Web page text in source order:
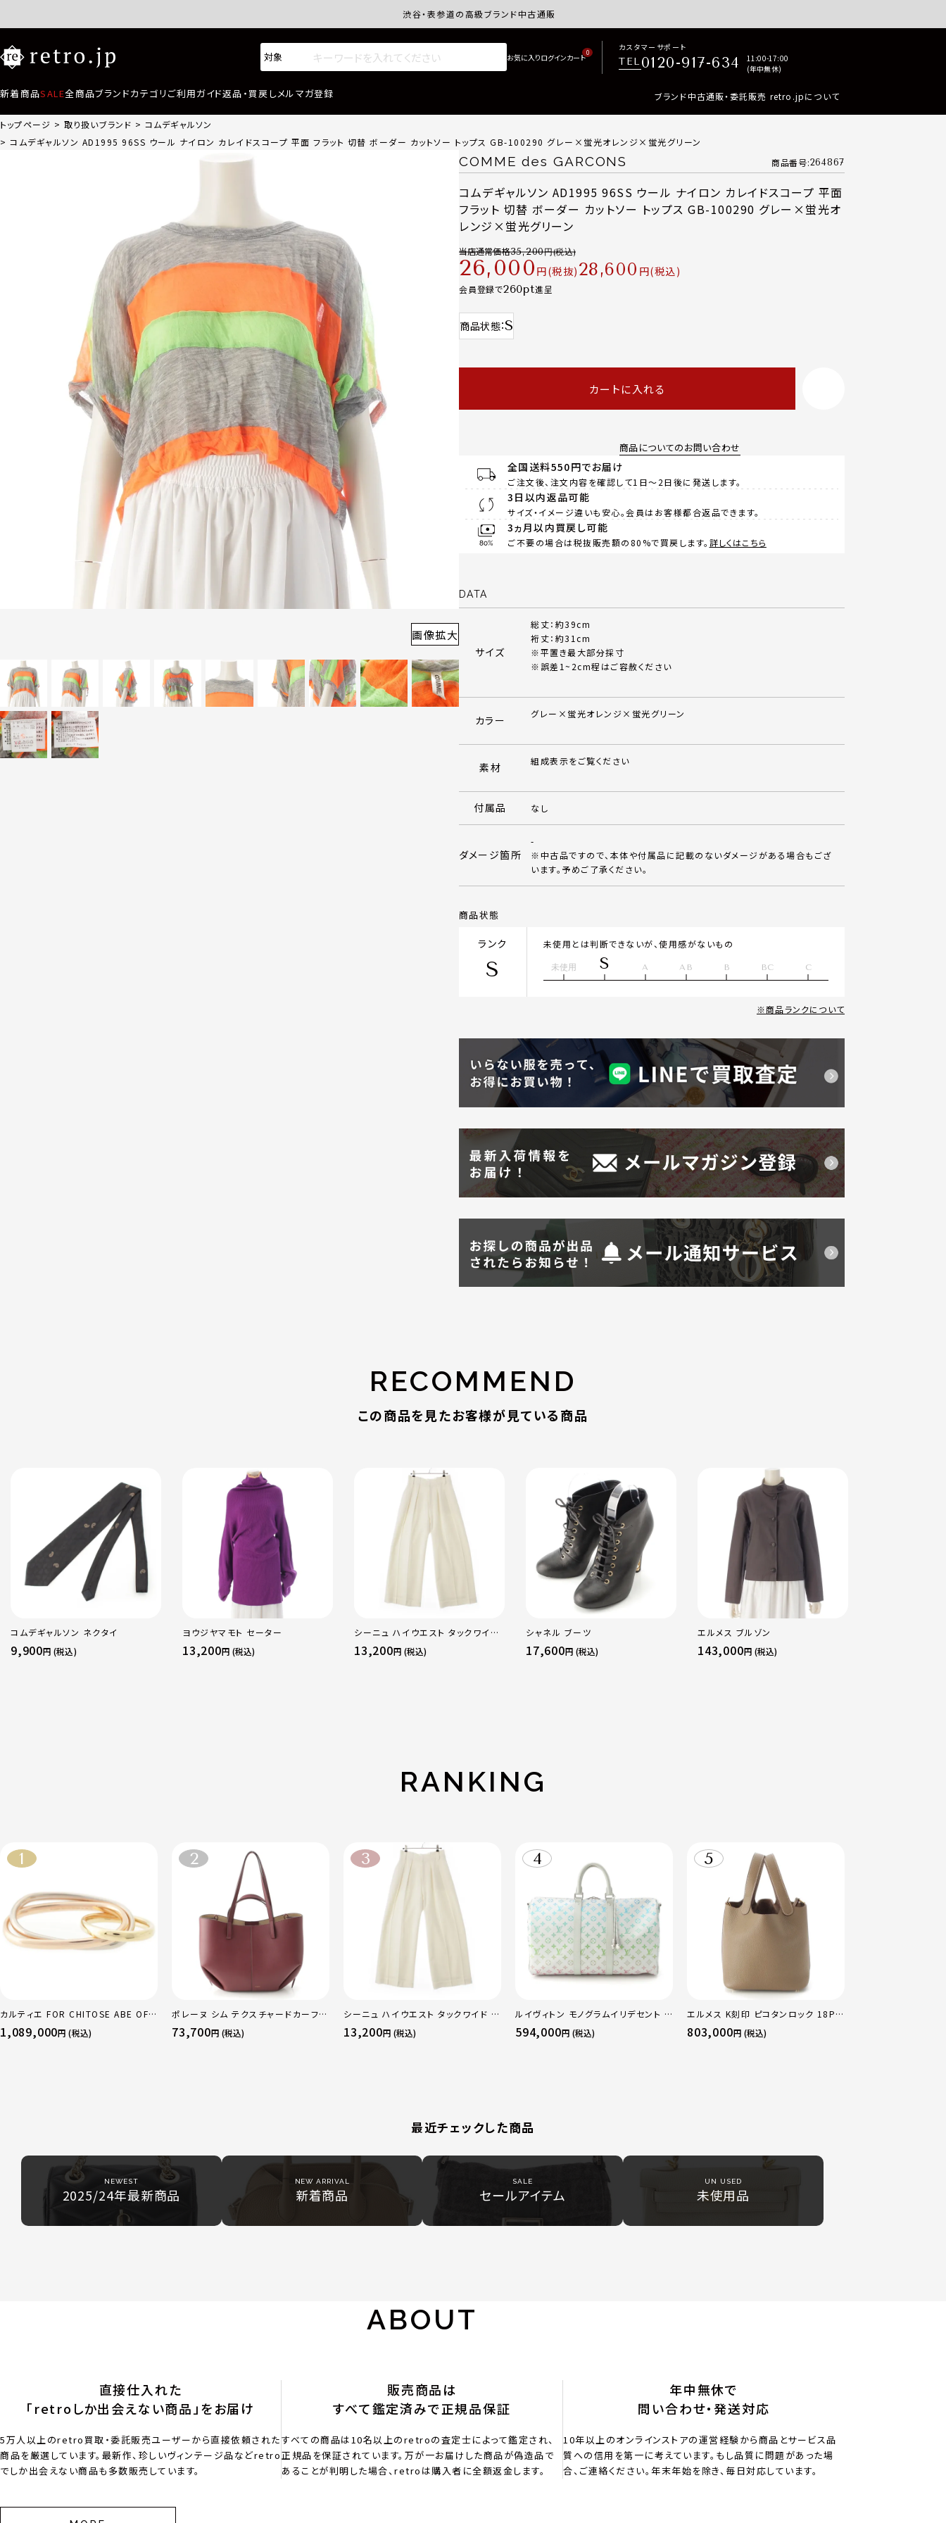
渋谷・表参道の高級ブランド中古通販サイトretro.jp商品はすべて正規品保証・返品可能（返品NG記載品を除く）
0
カスタマーサポート
TEL0120-917-634
11:00-17:00
(年中無休)
新着商品SALE全商品ブランドカテゴリ ご利用ガイド返品・買戻しメルマガ登録 ブランド中古通販・委託販売 retro.jpについて
トップページ 取り扱いブランド
コムデギャルソン
コムデギャルソン AD1995 96SS ウール ナイロン カレイドスコープ 平面 フラット 切替 ボーダー カットソー トップス GB-100290 グレー×蛍光オレンジ×蛍光グリーン
画像拡大
COMME des GARCONS 商品番号 264867
コムデギャルソン AD1995 96SS ウール ナイロン カレイドスコープ 平面
フラット 切替 ボーダー カットソー トップス GB-100290 グレー×蛍光オ
レンジ×蛍光グリーン
当店通常価格35,200
26,000 税抜 28,600 税込
会員登録で260 進呈
商品状態 S
カートに入れる
商品についてのお問い合わせ
全国送料550円でお届け
ご注文後、注文内容を確認して1日～2日後に発送します。
3日以内返品可能
サイズ・イメージ違いも安心。会員はお客様都合返品できます。
3ヵ月以内買戻し可能
ご不要の場合は税抜販売額の80%で買戻します。 詳しくはこちら
DATA
サイズ
総丈：約39cm
裄丈：約31cm
※平置き最大部分採寸
※誤差1~2cm程はご容赦ください
カラー グレー×蛍光オレンジ×蛍光グリーン
素材 組成表示をご覧ください
付属品 なし
ダメージ箇所
-
※中古品ですので、本体や付属品に記載のないダメージがある場合もござ
います。予めご了承ください。
商品状態
ランク
S
未使用とは判断できないが、使用感がないもの
未使用 S A AB B BC C
商品ランクについて
RECOMMEND
この商品を見たお客様が見ている商品
コムデギャルソン ネクタイ
9,900円 (税込)
ヨウジヤマモト セーター
13,200円 (税込)
シーニュ ハイウエスト タックワイド
パンツ ボトムス オフホワイト 0
13,200円 (税込)
シャネル ブーツ
17,600円 (税込)
エルメス ブルゾン
143,000円 (税込)
RANKING
カルティエ FOR CHITOSE ABE OF
sacai サカイ 750 YG×PG×WG ト
リニティ リング 指輪 マルチカラー 50
1,089,000円 (税込)
ポレーヌ シム テクスチャードカーフレ
ザー トートバッグ ダークチェリー レギ
ュラー
73,700円 (税込)
シーニュ ハイウエスト タックワイド パ
ンツ ボトムス オフホワイト 0
13,200円 (税込)
ルイヴィトン モノグラムイリデセント キ
ーポルバンドリエール45 ボストンバッ
グ M13915 マルチカラー
594,000円 (税込)
エルメス K刻印 ピコタンロック 18PM
トリヨン ハンドバッグ ゴールド金具 エ
トゥープ
803,000円 (税込)
最近チェックした商品
NEWEST
2025/24年最新商品
NEW ARRIVAL
新着商品
SALE
セールアイテム
UN USED
未使用品
ABOUT
直接仕入れた
「retroしか出会えない商品」をお届け
5万人以上のretro買取・委託販売ユーザーから直接依頼された
商品を厳選しています。最新作、珍しいヴィンテージ品などretro
でしか出会えない商品も多数販売しています。
販売商品は
すべて鑑定済みで正規品保証
すべての商品は10名以上のretroの査定士によって鑑定され、
正規品を保証されています。万が一お届けした商品が偽造品で
あることが判明した場合、retroは購入者に全額返金します。
年中無休で
問い合わせ・発送対応
10年以上のオンラインストアの運営経験から商品とサービス品
質への信用を第一に考えています。もし品質に問題があった場
合、ご連絡ください。年末年始を除き、毎日対応しています。